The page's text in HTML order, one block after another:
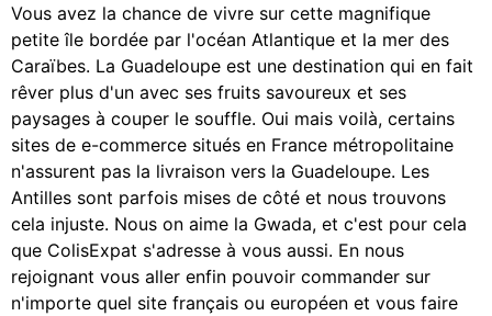
Vous avez la chance de vivre sur cette magnifique
petite île bordée par l'océan Atlantique et la mer des
Caraïbes. La Guadeloupe est une destination qui en fait
rêver plus d'un avec ses fruits savoureux et ses
paysages à couper le souffle. Oui mais voilà, certains
sites de e-commerce situés en France métropolitaine
n'assurent pas la livraison vers la Guadeloupe. Les
Antilles sont parfois mises de côté et nous trouvons
cela injuste. Nous on aime la Gwada, et c'est pour cela
que ColisExpat s'adresse à vous aussi. En nous
rejoignant vous aller enfin pouvoir commander sur
n'importe quel site français ou européen et vous faire